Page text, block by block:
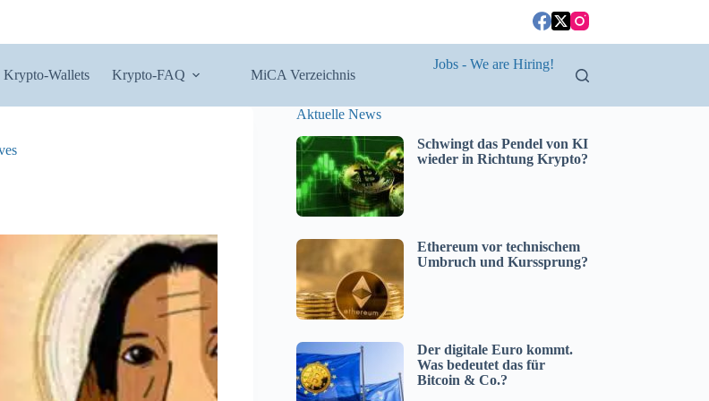
Krypto-Wallets Krypto-FAQ MiCA Verzeichnis
Jobs - We are Hiring!
Aktuelle News
Schwingt das Pendel von KI
wieder in Richtung Krypto?
Ethereum vor technischem
Umbruch und Kurssprung?
Der digitale Euro kommt.
Was bedeutet das für
Bitcoin & Co.?